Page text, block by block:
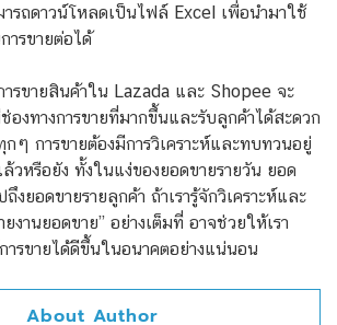
ารถดาวน์โหลดเป็นไฟล์ Excel เพื่อนำมาใช้
ารขายต่อได้
รขายสินค้าใน Lazada และ Shopee จะ
องทางการขายที่มากขึ้นและรับลูกค้าได้สะดวก
ๆ การขายต้องมีการวิเคราะห์และทบทวนอยู่
ล้วหรือยัง ทั้งในแง่ของยอดขายรายวัน ยอด
งยอดขายรายลูกค้า ถ้าเรารู้จักวิเคราะห์และ
งานยอดขาย” อย่างเต็มที่ อาจช่วยให้เรา
ารขายได้ดีขึ้นในอนาคตอย่างแน่นอน
About Author